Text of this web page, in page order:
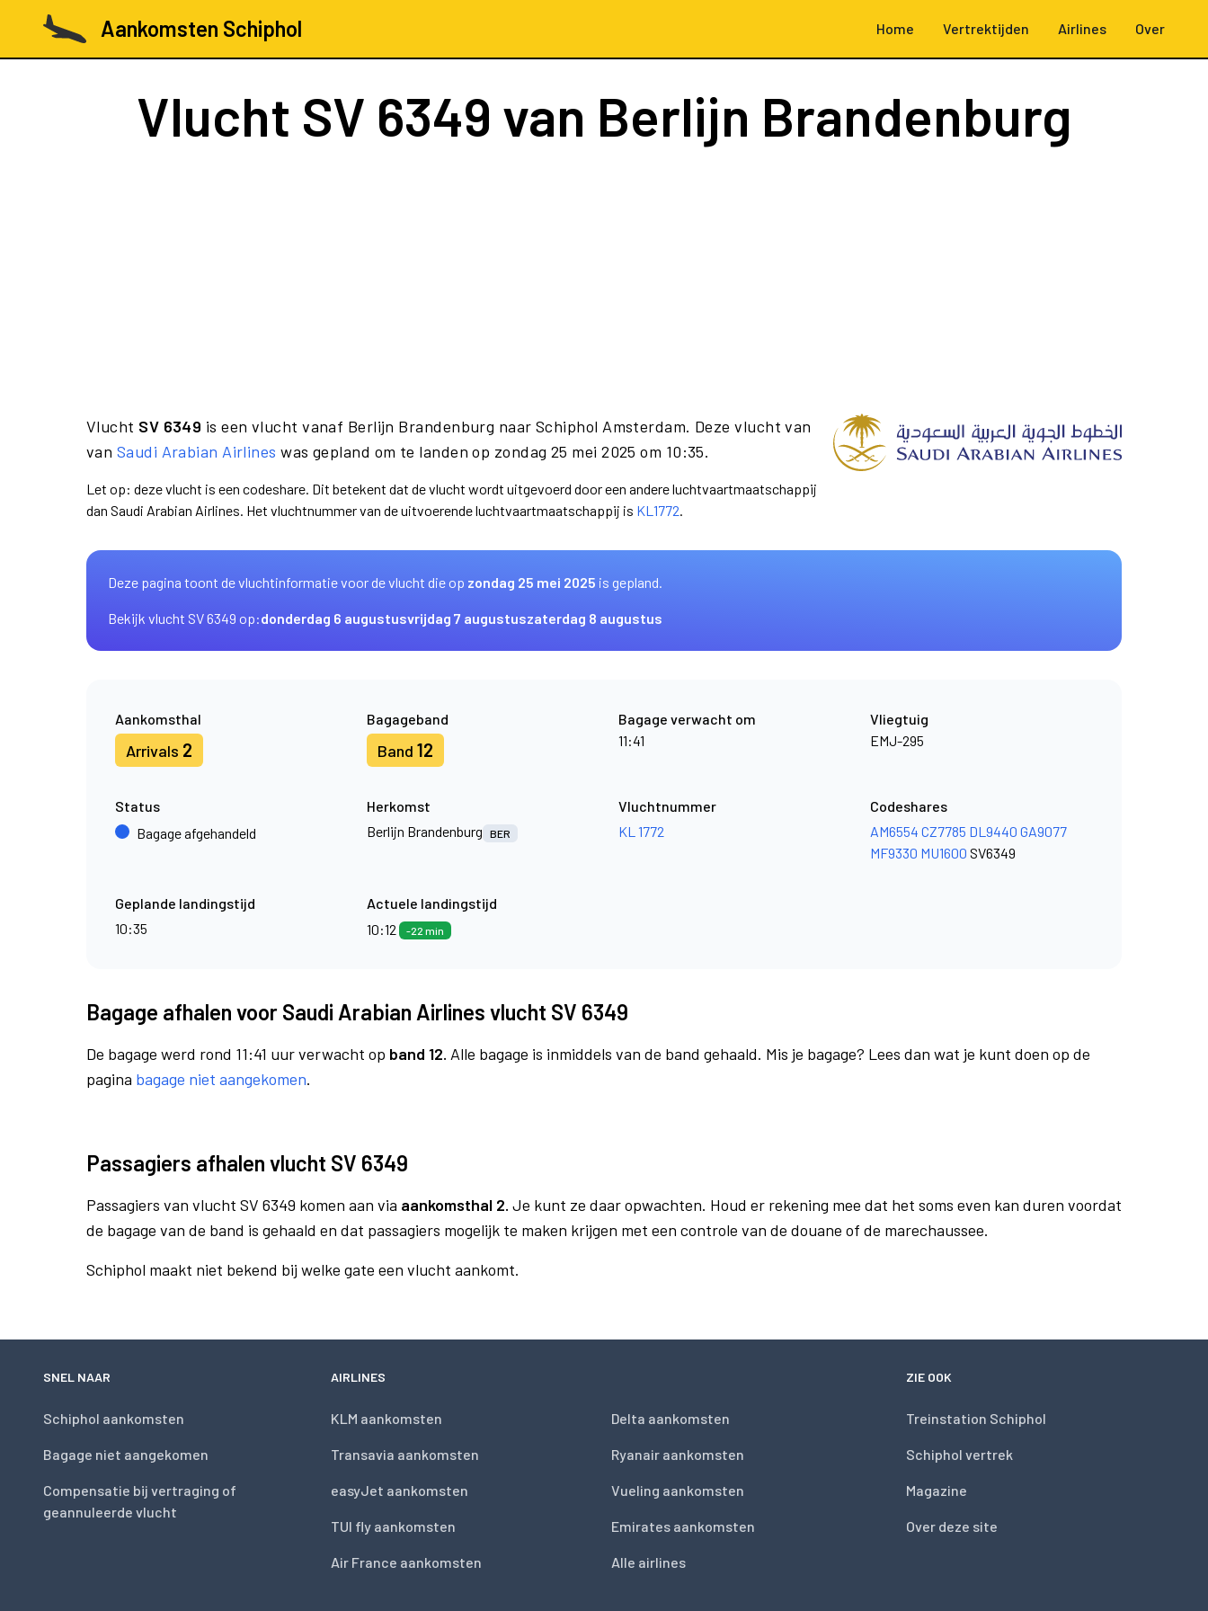
Aankomsten Schiphol Home Vertrektijden Airlines Over
Vlucht SV 6349 van Berlijn Brandenburg
Vlucht SV 6349 is een vlucht vanaf Berlijn Brandenburg naar Schiphol Amsterdam. Deze vlucht van
van Saudi Arabian Airlines was gepland om te landen op zondag 25 mei 2025 om 10:35.
Let op: deze vlucht is een codeshare. Dit betekent dat de vlucht wordt uitgevoerd door een andere luchtvaartmaatschappij
dan Saudi Arabian Airlines. Het vluchtnummer van de uitvoerende luchtvaartmaatschappij is KL1772.
Deze pagina toont de vluchtinformatie voor de vlucht die op zondag 25 mei 2025 is gepland.
Bekijk vlucht SV 6349 op:donderdag 6 augustusvrijdag 7 augustuszaterdag 8 augustus
Aankomsthal
Arrivals 2
Bagageband
Band 12
Bagage verwacht om
11:41
Vliegtuig
EMJ-295
Status
Bagage afgehandeld
Herkomst
Berlijn Brandenburg
BER
Vluchtnummer
KL 1772
Codeshares
AM6554 CZ7785 DL9440 GA9077
MF9330 MU1600 SV6349
Geplande landingstijd
10:35
Actuele landingstijd
10:12
-22 min
Bagage afhalen voor Saudi Arabian Airlines vlucht SV 6349
De bagage werd rond 11:41 uur verwacht op band 12. Alle bagage is inmiddels van de band gehaald. Mis je bagage? Lees dan wat je kunt doen op de
pagina bagage niet aangekomen.
Passagiers afhalen vlucht SV 6349
Passagiers van vlucht SV 6349 komen aan via aankomsthal 2. Je kunt ze daar opwachten. Houd er rekening mee dat het soms even kan duren voordat
de bagage van de band is gehaald en dat passagiers mogelijk te maken krijgen met een controle van de douane of de marechaussee.
Schiphol maakt niet bekend bij welke gate een vlucht aankomt.
SNEL NAAR
Schiphol aankomsten
Bagage niet aangekomen
Compensatie bij vertraging of
geannuleerde vlucht
AIRLINES
KLM aankomsten
Transavia aankomsten
easyJet aankomsten
TUI fly aankomsten
Air France aankomsten
Delta aankomsten
Ryanair aankomsten
Vueling aankomsten
Emirates aankomsten
Alle airlines
ZIE OOK
Treinstation Schiphol
Schiphol vertrek
Magazine
Over deze site